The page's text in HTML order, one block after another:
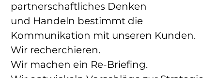
partnerschaftliches Denken
und Handeln bestimmt die
Kommunikation mit unseren Kunden.
Wir recherchieren.
Wir machen ein Re-Briefing.